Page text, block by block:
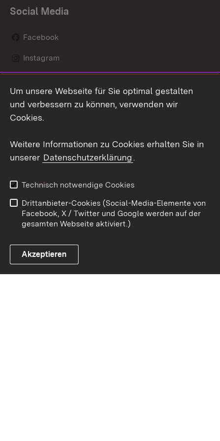
Social Media
Facebook
Instagram
Mastodon
Youtube
Link zum Landesportal
Kontakt
Datenschutz
Barrierefreiheit
Impressum Cookies
Um unsere Webseite für Sie optimal gestalten
und verbessern zu können, verwenden wir
Cookies.
Weitere Informationen zu Cookies erhalten Sie in
unserer Datenschutzerklärung.
Technisch notwendige Cookies
Drittanbieter-Cookies (Social-Media-Elemente von
Facebook, X / Twitter und Google werden auf der
gesamten Webseite aktiviert.)
Akzeptieren